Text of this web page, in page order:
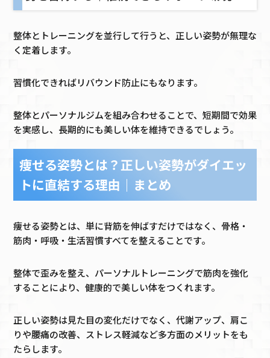
整体とトレーニングを並行して行うと、正しい姿勢が無理な
く定着します。
習慣化できればリバウンド防止にもなります。
整体とパーソナルジムを組み合わせることで、短期間で効果
を実感し、長期的にも美しい体を維持できるでしょう。
痩せる姿勢とは？正しい姿勢がダイエッ
トに直結する理由｜まとめ
痩せる姿勢とは、単に背筋を伸ばすだけではなく、骨格・
筋肉・呼吸・生活習慣すべてを整えることです。
整体で歪みを整え、パーソナルトレーニングで筋肉を強化
することにより、健康的で美しい体をつくれます。
正しい姿勢は見た目の変化だけでなく、代謝アップ、肩こ
りや腰痛の改善、ストレス軽減など多方面のメリットをも
たらします。